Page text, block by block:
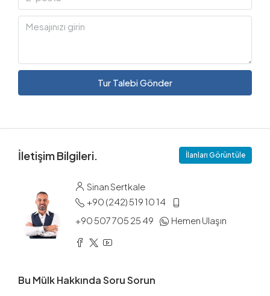
Tur Talebi Gönder
İletişim Bilgileri. İlanları Görüntüle
Sinan Sertkale
+90 (242) 519 10 14
+90 507 705 25 49
Hemen Ulaşın
Bu Mülk Hakkında Soru Sorun